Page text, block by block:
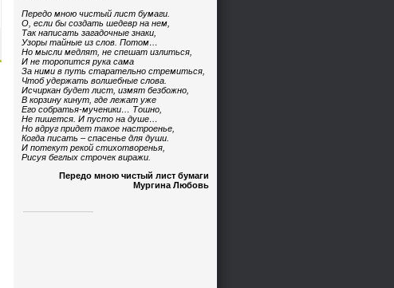
Передо мною чистый лист бумаги.
О, если бы создать шедевр на нем,
Так написать загадочные знаки,
Узоры тайные из слов. Потом…
Но мысли медлят, не спешат излиться,
И не торопится рука сама
За ними в путь старательно стремиться,
Чтоб удержать волшебные слова.
Исчиркан будет лист, измят безбожно,
В корзину кинут, где лежат уже
Его собратья-мученики… Тошно,
Не пишется. И пусто на душе…
Но вдруг придет такое настроенье,
Когда писать – спасенье для души.
И потекут рекой стихотворенья,
Рисуя беглых строчек виражи.
Передо мною чистый лист бумаги
Мургина Любовь